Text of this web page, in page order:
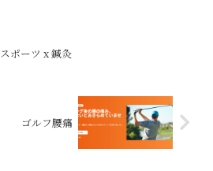
スポーツ x 鍼灸
ゴルフ腰痛